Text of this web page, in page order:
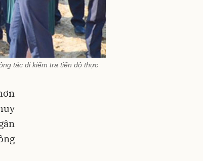
tác đi kiểm tra tiến độ thực